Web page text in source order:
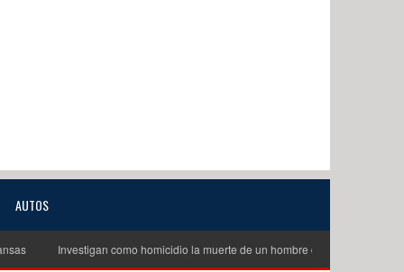
AUTOS
Investigan como homicidio la muerte de un hombre de unos 60 años en